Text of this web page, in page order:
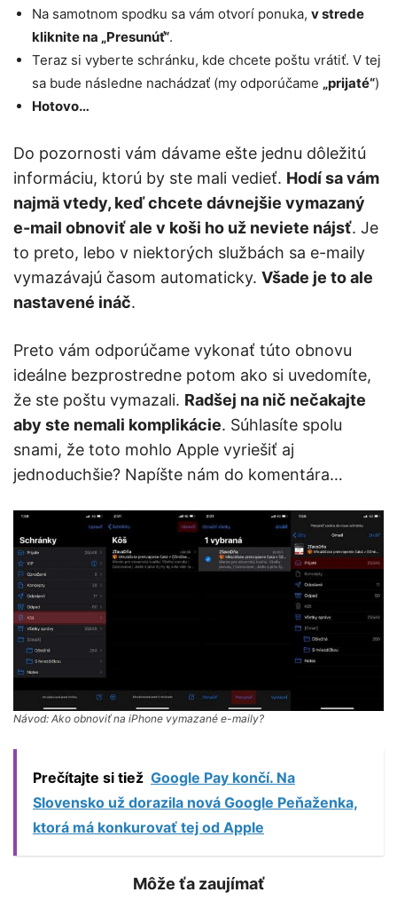
Na samotnom spodku sa vám otvorí ponuka, v strede
kliknite na „Presunúť“.
Teraz si vyberte schránku, kde chcete poštu vrátiť. V tej
sa bude následne nachádzať (my odporúčame „prijaté“)
Hotovo…
Do pozornosti vám dávame ešte jednu dôležitú
informáciu, ktorú by ste mali vedieť. Hodí sa vám
najmä vtedy, keď chcete dávnejšie vymazaný
e-mail obnoviť ale v koši ho už neviete nájsť. Je
to preto, lebo v niektorých službách sa e-maily
vymazávajú časom automaticky. Všade je to ale
nastavené ináč.
Preto vám odporúčame vykonať túto obnovu
ideálne bezprostredne potom ako si uvedomíte,
že ste poštu vymazali. Radšej na nič nečakajte
aby ste nemali komplikácie. Súhlasíte spolu
snami, že toto mohlo Apple vyriešiť aj
jednoduchšie? Napíšte nám do komentára…
Návod: Ako obnoviť na iPhone vymazané e-maily?
Prečítajte si tiež Google Pay končí. Na
Slovensko už dorazila nová Google Peňaženka,
ktorá má konkurovať tej od Apple
Môže ťa zaujímať